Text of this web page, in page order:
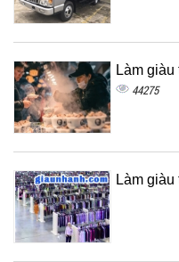
Làm
44275
Làm